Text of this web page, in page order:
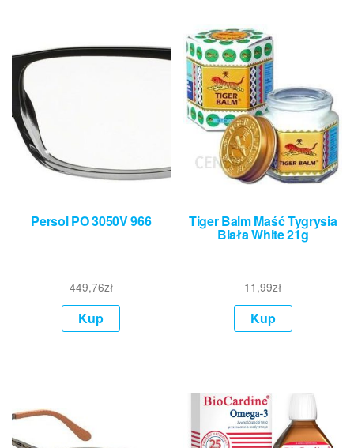
Persol PO 3050V 966
449,76zł
Kup
Tiger Balm Maść Tygrysia
Biała White 21g
11,99zł
Kup